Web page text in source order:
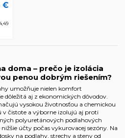
€
doma – prečo je izolácia
penou dobrým riešením?
umožňuje nielen komfort
dôležitá aj z ekonomických dôvodov.
vysokou životnosťou a chemickou
v čistote a výborne izolujú aj proti
polyuretánových podlahových
účty počas vykurovacej sezóny. Na
na podlahy, strechy a steny od